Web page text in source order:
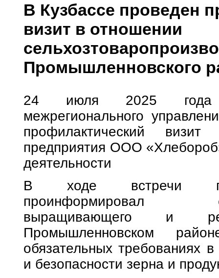
В Кузбассе проведен
визит в отношении
Промышленновского
24 июля 2025 года
межрегионального
профилактический
предприятия ООО
деятельности
В ходе встречи
проинформировал
выращивающего и
Промышленновском
обязательных требованиях
и безопасности зерна и